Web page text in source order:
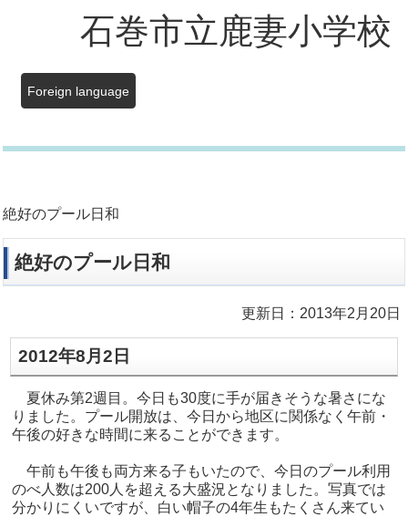
石巻市立鹿妻小学校
Foreign language
絶好のプール日和
絶好のプール日和
更新日：2013年2月20日
2012年8月2日
夏休み第2週目。今日も30度に手が届きそうな暑さにな
りました。プール開放は、今日から地区に関係なく午前・
午後の好きな時間に来ることができます。
午前も午後も両方来る子もいたので、今日のプール利用
のべ人数は200人を超える大盛況となりました。写真では
分かりにくいですが、白い帽子の4年生もたくさん来てい